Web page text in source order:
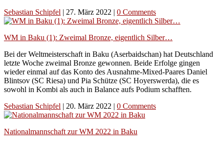
Sebastian Schipfel | 27. März 2022 | 0 Comments
WM in Baku (1): Zweimal Bronze, eigentlich Silber…
Bei der Weltmeisterschaft in Baku (Aserbaidschan) hat Deutschland
letzte Woche zweimal Bronze gewonnen. Beide Erfolge gingen
wieder einmal auf das Konto des Ausnahme-Mixed-Paares Daniel
Blintsov (SC Riesa) und Pia Schütze (SC Hoyerswerda), die es
sowohl in Kombi als auch in Balance aufs Podium schafften.
Sebastian Schipfel | 20. März 2022 | 0 Comments
Nationalmannschaft zur WM 2022 in Baku